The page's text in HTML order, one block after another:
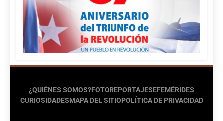
¿QUIÉNES SOMOS?FOTOREPORTAJESEFEMÉRIDES
CURIOSIDADESMAPA DEL SITIOPOLÍTICA DE PRIVACIDAD